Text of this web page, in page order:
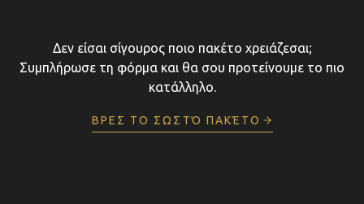
Δεν είσαι σίγουρος ποιο πακέτο χρειάζεσαι;
Συμπλήρωσε τη φόρμα και θα σου προτείνουμε το πιο
κατάλληλο.
ΒΡΕΣ ΤΟ ΣΩΣΤΌ ΠΑΚΈΤΟ